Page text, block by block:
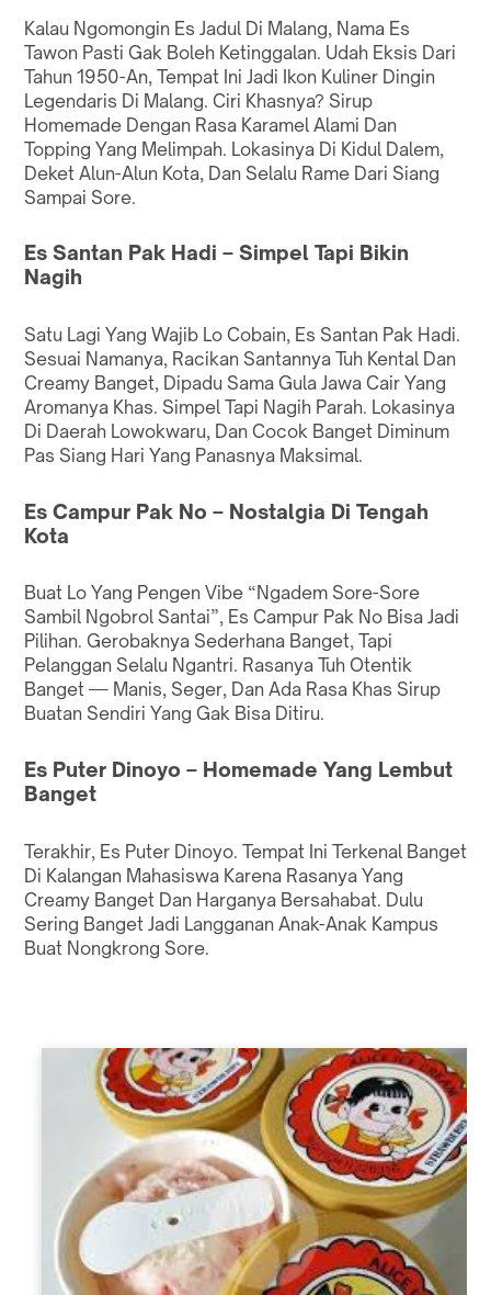
Kalau Ngomongin Es Jadul Di Malang, Nama Es
Tawon Pasti Gak Boleh Ketinggalan. Udah Eksis Dari
Tahun 1950-An, Tempat Ini Jadi Ikon Kuliner Dingin
Legendaris Di Malang. Ciri Khasnya? Sirup
Homemade Dengan Rasa Karamel Alami Dan
Topping Yang Melimpah. Lokasinya Di Kidul Dalem,
Deket Alun-Alun Kota, Dan Selalu Rame Dari Siang
Sampai Sore.
Es Santan Pak Hadi – Simpel Tapi Bikin
Nagih
Satu Lagi Yang Wajib Lo Cobain, Es Santan Pak Hadi.
Sesuai Namanya, Racikan Santannya Tuh Kental Dan
Creamy Banget, Dipadu Sama Gula Jawa Cair Yang
Aromanya Khas. Simpel Tapi Nagih Parah. Lokasinya
Di Daerah Lowokwaru, Dan Cocok Banget Diminum
Pas Siang Hari Yang Panasnya Maksimal.
Es Campur Pak No – Nostalgia Di Tengah
Kota
Buat Lo Yang Pengen Vibe “Ngadem Sore-Sore
Sambil Ngobrol Santai”, Es Campur Pak No Bisa Jadi
Pilihan. Gerobaknya Sederhana Banget, Tapi
Pelanggan Selalu Ngantri. Rasanya Tuh Otentik
Banget — Manis, Seger, Dan Ada Rasa Khas Sirup
Buatan Sendiri Yang Gak Bisa Ditiru.
Es Puter Dinoyo – Homemade Yang Lembut
Banget
Terakhir, Es Puter Dinoyo. Tempat Ini Terkenal Banget
Di Kalangan Mahasiswa Karena Rasanya Yang
Creamy Banget Dan Harganya Bersahabat. Dulu
Sering Banget Jadi Langganan Anak-Anak Kampus
Buat Nongkrong Sore.